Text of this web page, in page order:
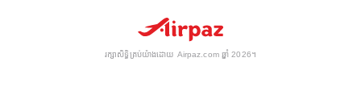
រក្សាសិទ្ធិគ្រប់យ៉ាងដោយ Airpaz.com ឆ្នាំ 2026។